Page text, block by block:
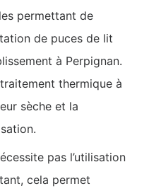
permettant de
de puces de lit
à Perpignan.
thermique à
sèche et la
pas l’utilisation
cela permet